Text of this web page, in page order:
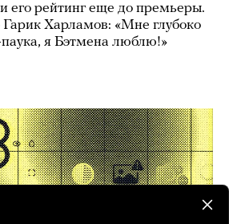
его рейтинг еще до премьеры.
Харламов: «Мне глубоко
я Бэтмена люблю!»